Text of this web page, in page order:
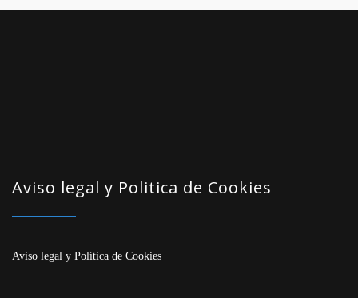
Aviso legal y Politica de Cookies
Aviso legal y Política de Cookies